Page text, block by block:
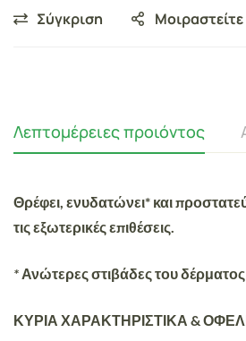
Σύγκριση
Λεπτομέρειες προιόντος
Θρέφει, ενυδατώνει* και
τις εξωτερικές επιθέσεις.
* Ανώτερες στιβάδες του δέρματος
ΚΥΡΙΑ ΧΑΡΑΚΤΗΡΙΣΤΙΚΑ &